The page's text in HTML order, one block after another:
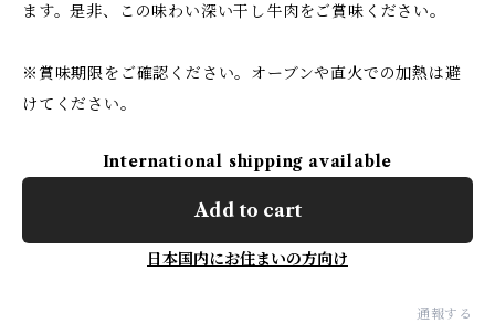
ます。是非、この味わい深い干し牛肉をご賞味ください。
※賞味期限をご確認ください。オーブンや直火での加熱は避
けてください。
International shipping available
Add to cart
日本国内にお住まいの方向け
通報する